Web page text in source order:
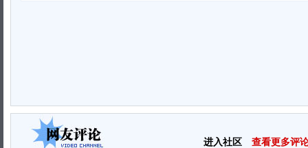
进入社区 查看更多评